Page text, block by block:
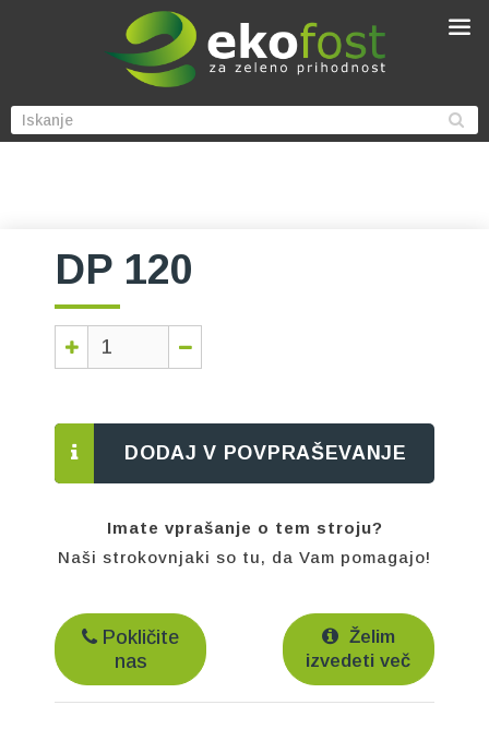
DP 120
DODAJ V POVPRAŠEVANJE
Imate vprašanje o tem stroju?
Naši strokovnjaki so tu, da Vam pomagajo!
Pokličite
nas
Želim
izvedeti več